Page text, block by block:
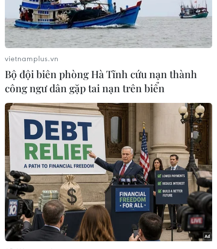
Chiều nay, 17/1, Trung ương Đoàn Thanh niên
Cộng sản Hồ Chí Minh đã tổ chức Lễ trao Giải
báo chí toàn quốc về công tác Đoàn và phong
trào thanh thiếu nhi năm 2023.
Theo Bí thư Trung ương Đoàn Nguyễn Minh
Triết, sau tháng 3 phát động, Giải thưởng đã
nhận được 428 tác phẩm tham gia dự thi từ các
cơ quan báo chí Trung ương và địa phương,
tăng gấp đôi so với số tác phẩm dự thi năm
2022. Trong đó có 281 tác phẩm báo in và báo
điện tử; 147 tác phẩm phát thanh, truyền hình.
Các tác phẩm tham gia giải năm nay được đầu
tư công phu, phong phú về đề tài, sắc sảo về nội
dung, đa dạng về phong cách và hiện đại về
phương thức thể hiện. Các tác phẩm đã phản
ánh toàn diện, đa dạng và có chiều sâu, có
nhiều nét mới về công tác đoàn và phong trào
vietnamplus.vn
Bộ đội biên phòng Hà Tĩnh cứu nạn thành
công ngư dân gặp tai nạn trên biển